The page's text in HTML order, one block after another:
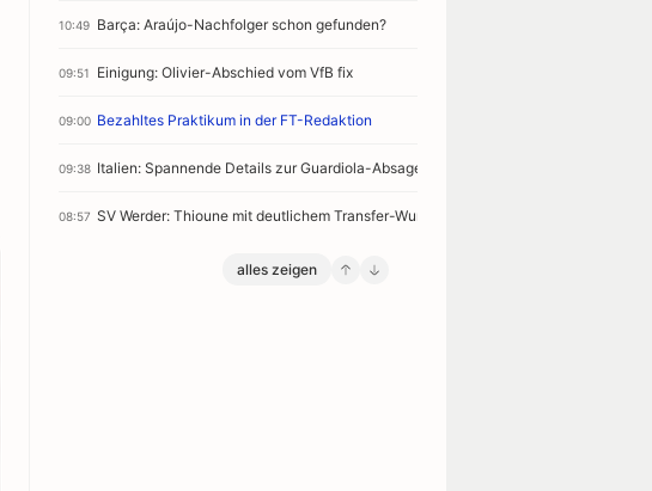
10:49 Barça: Araújo-Nachfolger schon gefunden?
09:51 Einigung: Olivier-Abschied vom VfB fix
09:00 Bezahltes Praktikum in der FT-Redaktion
09:38 Italien: Spannende Details zur Guardiola-Absage
08:57 SV Werder: Thioune mit deutlichem Transfer-Wunsch
alles zeigen